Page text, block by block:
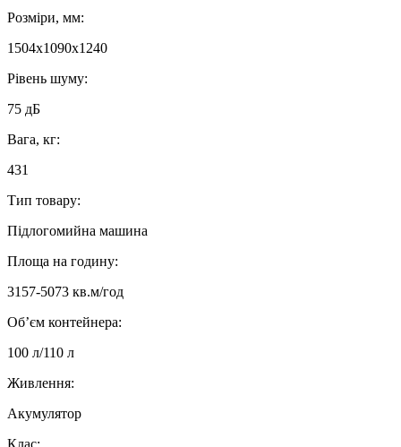
Розміри, мм:
1504x1090x1240
Рівень шуму:
75 дБ
Вага, кг:
431
Тип товару:
Підлогомийна машина
Площа на годину:
3157-5073 кв.м/год
Об’єм контейнера:
100 л/110 л
Живлення:
Акумулятор
Клас: